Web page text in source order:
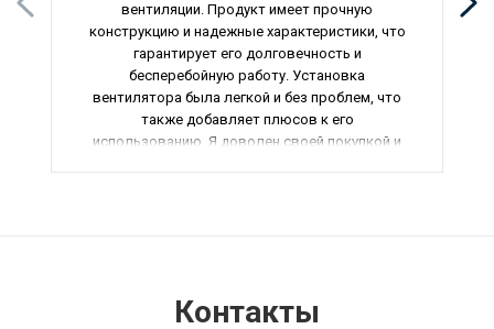
вентиляции. Продукт имеет прочную
конструкцию и надежные характеристики, что
гарантирует его долговечность и
бесперебойную работу. Установка
вентилятора была легкой и без проблем, что
также добавляет плюсов к его
использованию. Я доволен своей покупкой и
Контакты